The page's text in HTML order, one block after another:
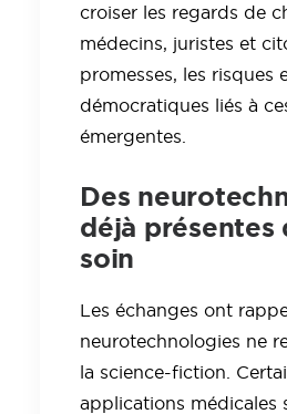
croiser les regards de
médecins, juristes et
promesses, les risques
démocratiques liés à
émergentes.
Des
déjà présentes
soin
Les échanges ont
neurotechnologies ne
la science-fiction.
applications médicales